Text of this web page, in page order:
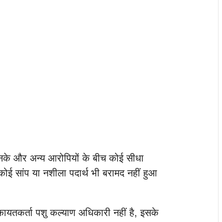
और अन्य आरोपियों के बीच कोई सीधा
सांप या नशीला पदार्थ भी बरामद नहीं हुआ
पशु कल्याण अधिकारी नहीं है, इसके